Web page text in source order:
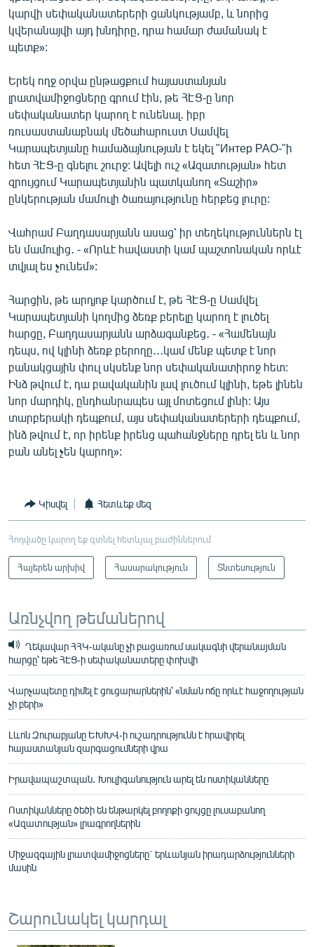
կարվի սեփականատերերի ցանկությամբ, և նորից
կվերանայվի այդ խնդիրը, դրա համար ժամանակ է
պետք»:
Երեկ ողջ օրվա ընթացքում հայաստանյան
լրատվամիջոցները գրում էին, թե ՀԷՑ-ը նոր
սեփականատեր կարող է ունենալ․ իբր
ռուսաստանաբնակ մեծահարուստ Սամվել
Կարապետյանը համաձայնության է եկել "Интер РАО-"ի
հետ ՀԷՑ-ը գնելու շուրջ: Ավելի ուշ «Ազատության» հետ
զրույցում Կարապետյանին պատկանող «Տաշիր»
ընկերության մամուլի ծառայությունը հերքեց լուրը:
Վահրամ Բաղդասարյանն ասաց՝ իր տեղեկություններն էլ
են մամուլից․ - «Որևէ հավաստի կամ պաշտոնական որևէ
տվյալ ես չունեմ»:
Հարցին, թե արդյոք կարծում է, թե ՀԷՑ-ը Սամվել
Կարապետյանի կողմից ձեռք բերելը կարող է լուծել
հարցը, Բաղդասարյանն արձագանքեց․ - «Համենայն
դեպս, ով կլինի ձեռք բերողը․․․կամ մենք պետք է նոր
բանակցային փուլ սկսենք նոր սեփականատիրոջ հետ:
Ինձ թվում է, դա բավականին լավ լուծում կլինի, եթե լինեն
նոր մարդիկ, ընդհանրապես այլ մոտեցում լինի: Այս
տարբերակի դեպքում, այս սեփականատերերի դեպքում,
ինձ թվում է, որ իրենք իրենց պահանջները դրել են և նոր
բան անել չեն կարող»:
Կիսվել Հետևեք մեզ
Հոդվածը կարող եք գտնել հետևյալ բաժիններում
Հայերեն արխիվ Հասարակություն Տնտեսություն
Առնչվող թեմաներով
Ղեկավար ՀՀԿ-ականը չի բացառում սակագնի վերանայման
հարցը՝ եթե ՀԷՑ-ի սեփականատերը փոխվի
Վարչապետը դիմել է ցուցարարներին՝ «նման ոճը որևէ հաջողության
չի բերի»
Լևոն Զուրաբյանը ԵԽԽՎ-ի ուշադրությունն է հրավիրել
հայաստանյան զարգացումների վրա
Իրավապաշտպան․ Խուլիգանություն արել են ոստիկանները
Ոստիկանները ծեծի են ենթարկել բողոքի ցույցը լուսաբանող
«Ազատության» լրագրողներին
Միջազգային լրատվամիջոցները` երևանյան իրադարձությունների
մասին
Շարունակել կարդալ